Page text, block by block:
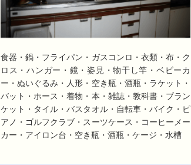
食器・鍋・フライパン・ガスコンロ・衣類・布・ク
ロス・ハンガー・鏡・姿見・物干し竿・ベビーカ
ー・ぬいぐるみ・人形・空き瓶・酒瓶・ラケット・
バット・ホース・着物・本・雑誌・教科書・ブラン
ケット・タイル・バスタオル・自転車・バイク・ピ
アノ・ゴルフクラブ・スーツケース・コーヒーメー
カー・アイロン台・空き瓶・酒瓶・ケージ・水槽